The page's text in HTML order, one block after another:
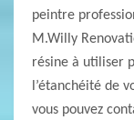
peintre
M.Willy
résine à utiliser
l’étanchéité de
vous pouvez